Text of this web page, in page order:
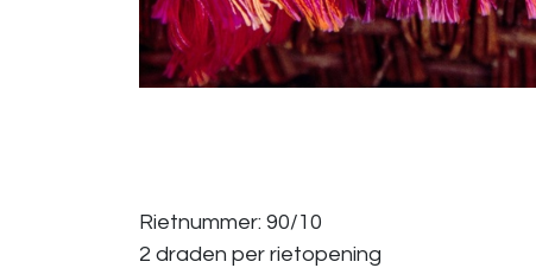
Rietnummer: 90/10
2 draden per rietopening